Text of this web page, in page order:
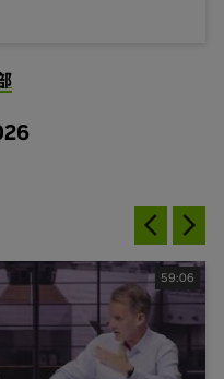
59:06